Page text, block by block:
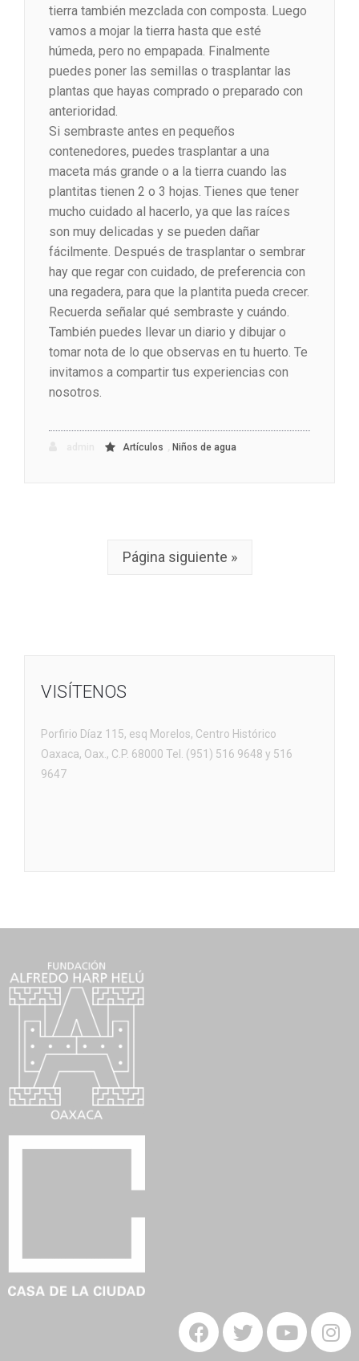
tierra también mezclada con composta. Luego
vamos a mojar la tierra hasta que esté
húmeda, pero no empapada. Finalmente
puedes poner las semillas o trasplantar las
plantas que hayas comprado o preparado con
anterioridad.
Si sembraste antes en pequeños
contenedores, puedes trasplantar a una
maceta más grande o a la tierra cuando las
plantitas tienen 2 o 3 hojas. Tienes que tener
mucho cuidado al hacerlo, ya que las raíces
son muy delicadas y se pueden dañar
fácilmente. Después de trasplantar o sembrar
hay que regar con cuidado, de preferencia con
una regadera, para que la plantita pueda crecer.
Recuerda señalar qué sembraste y cuándo.
También puedes llevar un diario y dibujar o
tomar nota de lo que observas en tu huerto. Te
invitamos a compartir tus experiencias con
nosotros.
Artículos Niños de agua
Página siguiente »
VISÍTENOS
Porfirio Díaz 115, esq Morelos, Centro Histórico
Oaxaca, Oax., C.P. 68000 Tel. (951) 516 9648 y 516
9647